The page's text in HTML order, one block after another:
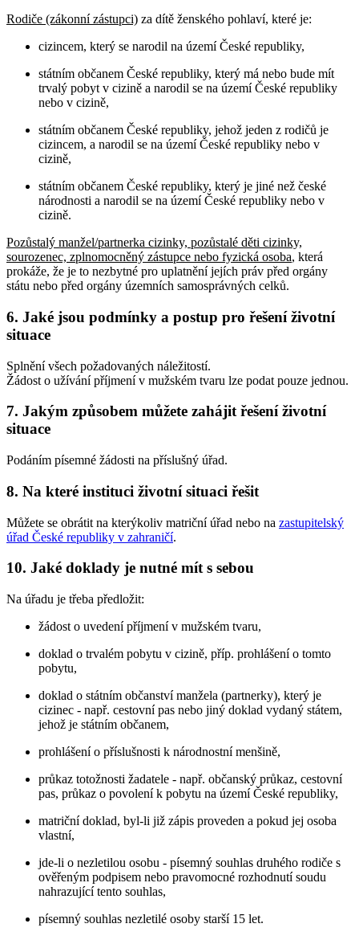
Rodiče (zákonní zástupci) za dítě ženského pohlaví, které je:
cizincem, který se narodil na území České republiky,
státním občanem České republiky, který má nebo bude mít
trvalý pobyt v cizině a narodil se na území České republiky
nebo v cizině,
státním občanem České republiky, jehož jeden z rodičů je
cizincem, a narodil se na území České republiky nebo v
cizině,
státním občanem České republiky, který je jiné než české
národnosti a narodil se na území České republiky nebo v
cizině.
Pozůstalý manžel/partnerka cizinky, pozůstalé děti cizinky,
sourozenec, zplnomocněný zástupce nebo fyzická osoba, která
prokáže, že je to nezbytné pro uplatnění jejích práv před orgány
státu nebo před orgány územních samosprávných celků.
6. Jaké jsou podmínky a postup pro řešení životní
situace
Splnění všech požadovaných náležitostí.
Žádost o užívání příjmení v mužském tvaru lze podat pouze jednou.
7. Jakým způsobem můžete zahájit řešení životní
situace
Podáním písemné žádosti na příslušný úřad.
8. Na které instituci životní situaci řešit
Můžete se obrátit na kterýkoliv matriční úřad nebo na zastupitelský
úřad České republiky v zahraničí.
10. Jaké doklady je nutné mít s sebou
Na úřadu je třeba předložit:
žádost o uvedení příjmení v mužském tvaru,
doklad o trvalém pobytu v cizině, příp. prohlášení o tomto
pobytu,
doklad o státním občanství manžela (partnerky), který je
cizinec - např. cestovní pas nebo jiný doklad vydaný státem,
jehož je státním občanem,
prohlášení o příslušnosti k národnostní menšině,
průkaz totožnosti žadatele - např. občanský průkaz, cestovní
pas, průkaz o povolení k pobytu na území České republiky,
matriční doklad, byl-li již zápis proveden a pokud jej osoba
vlastní,
jde-li o nezletilou osobu - písemný souhlas druhého rodiče s
ověřeným podpisem nebo pravomocné rozhodnutí soudu
nahrazující tento souhlas,
písemný souhlas nezletilé osoby starší 15 let.